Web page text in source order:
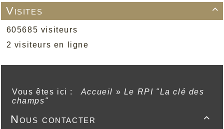

Visites
605685 visiteurs
2 visiteurs en ligne
Vous êtes ici : Accueil » Le RPI "La clé des
champs"

Nous contacter